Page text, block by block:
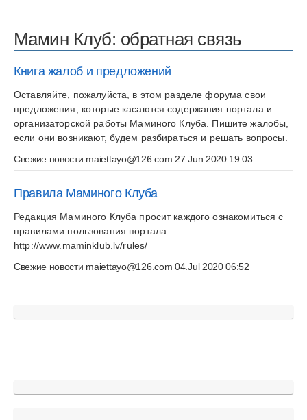
Мамин Клуб: обратная связь
Книга жалоб и предложений
Оставляйте, пожалуйста, в этом разделе форума свои
предложения, которые касаются содержания портала и
организаторской работы Маминого Клуба. Пишите жалобы,
если они возникают, будем разбираться и решать вопросы.
Свежие новости maiettayo@126.com 27.Jun 2020 19:03
Правила Маминого Клуба
Редакция Маминого Клуба просит каждого ознакомиться с
правилами пользования портала:
http://www.maminklub.lv/rules/
Свежие новости maiettayo@126.com 04.Jul 2020 06:52